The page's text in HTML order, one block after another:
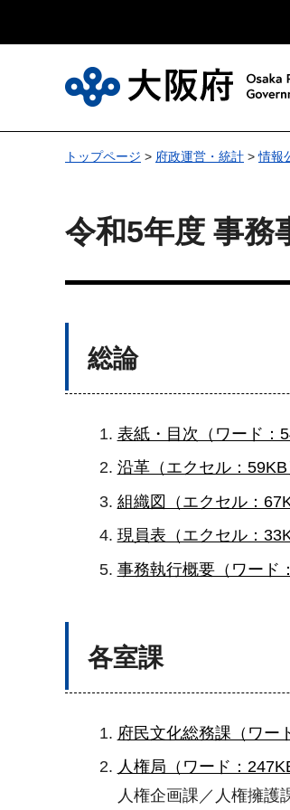
トップページ > 府政運営・統計 >情報
令和5年度 事務
総論
表紙・目次（ワード：
沿革（エクセル：59KB
組織図（エクセル：
現員表（エクセル：
事務執行概要（ワード
各室課
府民文化総務課（ワー
人権局（ワード：
人権企画課／人権擁護